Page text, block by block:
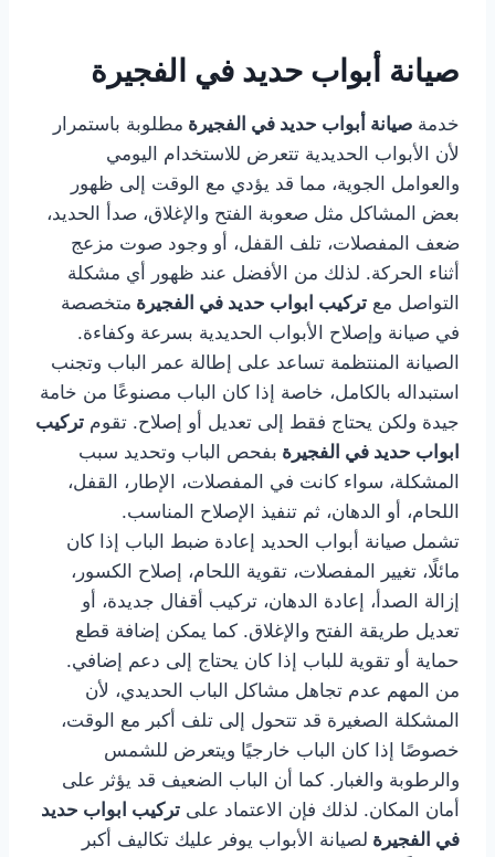
صيانة أبواب حديد في الفجيرة
خدمة صيانة أبواب حديد في الفجيرة مطلوبة باستمرار
لأن الأبواب الحديدية تتعرض للاستخدام اليومي
والعوامل الجوية، مما قد يؤدي مع الوقت إلى ظهور
بعض المشاكل مثل صعوبة الفتح والإغلاق، صدأ الحديد،
ضعف المفصلات، تلف القفل، أو وجود صوت مزعج
أثناء الحركة. لذلك من الأفضل عند ظهور أي مشكلة
التواصل مع تركيب ابواب حديد في الفجيرة متخصصة
في صيانة وإصلاح الأبواب الحديدية بسرعة وكفاءة.
الصيانة المنتظمة تساعد على إطالة عمر الباب وتجنب
استبداله بالكامل، خاصة إذا كان الباب مصنوعًا من خامة
جيدة ولكن يحتاج فقط إلى تعديل أو إصلاح. تقوم تركيب
ابواب حديد في الفجيرة بفحص الباب وتحديد سبب
المشكلة، سواء كانت في المفصلات، الإطار، القفل،
اللحام، أو الدهان، ثم تنفيذ الإصلاح المناسب.
تشمل صيانة أبواب الحديد إعادة ضبط الباب إذا كان
مائلًا، تغيير المفصلات، تقوية اللحام، إصلاح الكسور،
إزالة الصدأ، إعادة الدهان، تركيب أقفال جديدة، أو
تعديل طريقة الفتح والإغلاق. كما يمكن إضافة قطع
حماية أو تقوية للباب إذا كان يحتاج إلى دعم إضافي.
من المهم عدم تجاهل مشاكل الباب الحديدي، لأن
المشكلة الصغيرة قد تتحول إلى تلف أكبر مع الوقت،
خصوصًا إذا كان الباب خارجيًا ويتعرض للشمس
والرطوبة والغبار. كما أن الباب الضعيف قد يؤثر على
أمان المكان. لذلك فإن الاعتماد على تركيب ابواب حديد
في الفجيرة لصيانة الأبواب يوفر عليك تكاليف أكبر